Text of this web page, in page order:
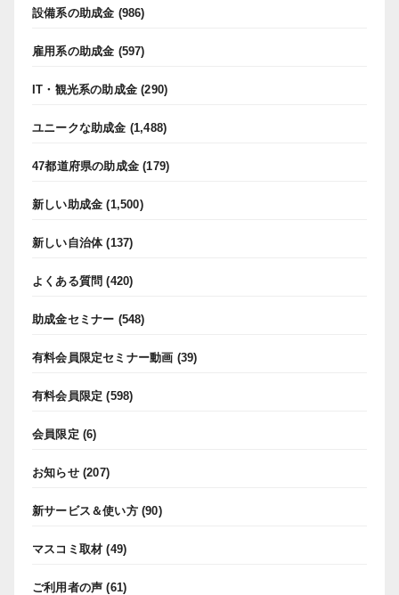
設備系の助成金 (986)
雇用系の助成金 (597)
IT・観光系の助成金 (290)
ユニークな助成金 (1,488)
47都道府県の助成金 (179)
新しい助成金 (1,500)
新しい自治体(137)
よくある質問 (420)
助成金セミナー (548)
有料会員限定セミナー動画 (39)
有料会員限定 (598)
会員限定 (6)
お知らせ(207)
新サービス＆使い方(90)
マスコミ取材 (49)
ご利用者の声 (61)